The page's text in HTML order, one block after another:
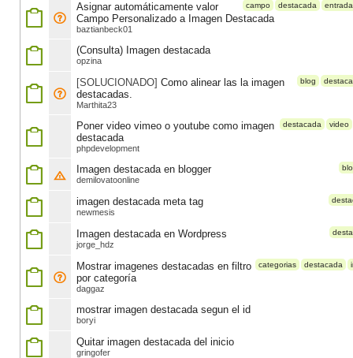
campo destacada
Asignar automáticamente valor
Campo Personalizado a Imagen Destacada
baztianbeck01
(Consulta) Imagen destacada
opzina
blog
[SOLUCIONADO] Como alinear las la imagen
destacadas.
Marthita23
destacada video
Poner video vimeo o youtube como imagen
destacada
phpdevelopment
Imagen destacada en blogger
demilovatoonline
imagen destacada meta tag
newmesis
Imagen destacada en Wordpress
jorge_hdz
categorias destacada
Mostrar imagenes destacadas en filtro
por categoría
daggaz
mostrar imagen destacada segun el id
boryi
Quitar imagen destacada del inicio
gringofer